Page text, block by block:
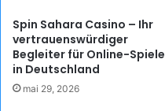
Spin Sahara Casino – Ihr
vertrauenswürdiger
Begleiter für Online-Spiele
in Deutschland
mai 29, 2026